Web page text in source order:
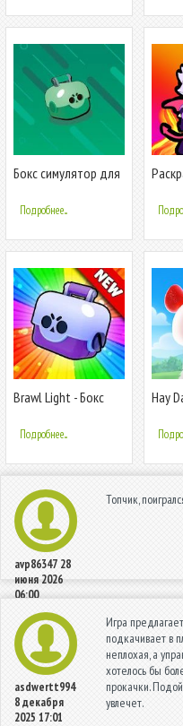
Бокс симулятор для
Подробнее...
Brawl Light - Бокс
Старс
Подробнее...
Hay
avp86347 28
июня 2026
06:00
Топчик,
asdwertt994
8 декабря
2025 17:01
Игра
подкачивает в
неплохая, а
хотелось бы
прокачки.
увлечет.